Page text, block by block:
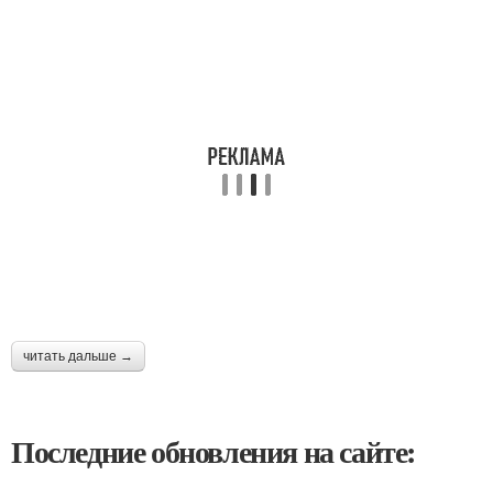
читать дальше →
Последние обновления на сайте: